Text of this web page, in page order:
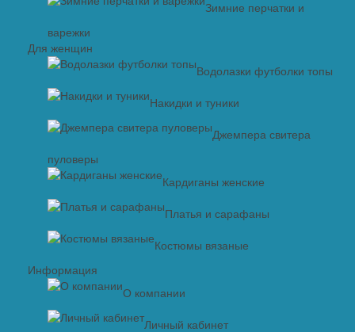
Зимние перчатки и
варежки
Для женщин
Водолазки футболки топы
Накидки и туники
Джемпера свитера
пуловеры
Кардиганы женские
Платья и сарафаны
Костюмы вязаные
Информация
О компании
Личный кабинет